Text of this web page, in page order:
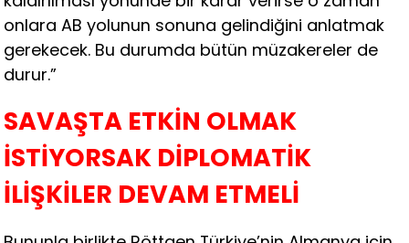
onlara AB yolunun sonuna gelindiğini anlatmak
gerekecek. Bu durumda bütün müzakereler de
durur.”
SAVAŞTA ETKİN OLMAK
İSTİYORSAK DİPLOMATİK
İLİŞKİLER DEVAM ETMELİ